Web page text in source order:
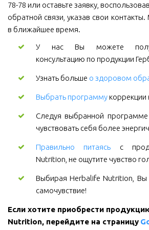
78-78 или оставьте заявку,
обратной связи, указав свои
в ближайшее время.
У нас Вы можете
консультацию по продукции
Узнать больше о здоровом
Выбрать программукоррекции
Следуя выбранной
чувствовать себя более
Правильно питаясь с
Nutrition, не ощутите чувство
Выбирая Herbalife Nutrition,
самочувствие!
Если хотите приобрести
Nutrition, перейдите на страницу